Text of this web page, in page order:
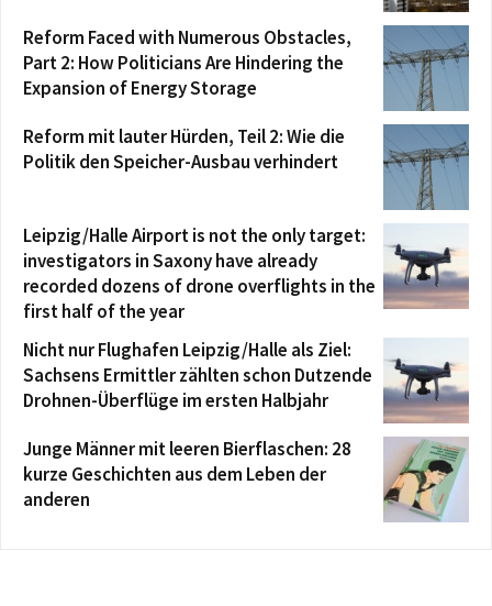
Reform Faced with Numerous Obstacles,
Part 2: How Politicians Are Hindering the
Expansion of Energy Storage
Reform mit lauter Hürden, Teil 2: Wie die
Politik den Speicher-Ausbau verhindert
Leipzig/Halle Airport is not the only target:
investigators in Saxony have already
recorded dozens of drone overflights in the
first half of the year
Nicht nur Flughafen Leipzig/Halle als Ziel:
Sachsens Ermittler zählten schon Dutzende
Drohnen-Überflüge im ersten Halbjahr
Junge Männer mit leeren Bierflaschen: 28
kurze Geschichten aus dem Leben der
anderen